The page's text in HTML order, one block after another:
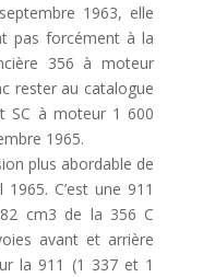
1963, elle
pas forcément à la
356 à moteur
rester au catalogue
SC à moteur 1 600
1965.
plus abordable de
C’est une 911
cm3 de la 356 C
avant et arrière
la 911 (1 337 et 1